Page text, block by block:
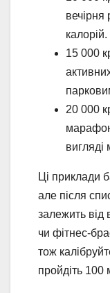
калорій.
15 000
20 000
вигляді
Ці приклади
але після
залежить
чи фітнес-
тож
пройдіть 100